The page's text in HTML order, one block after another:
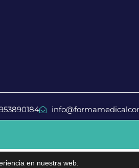
en nuestra web.